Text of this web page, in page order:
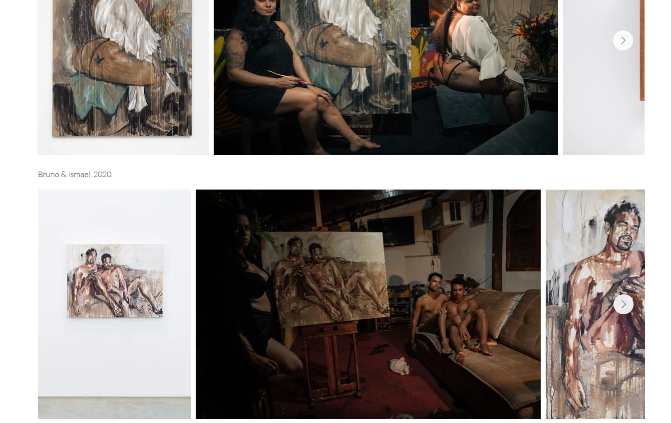
Bruno & Ismael, 2020